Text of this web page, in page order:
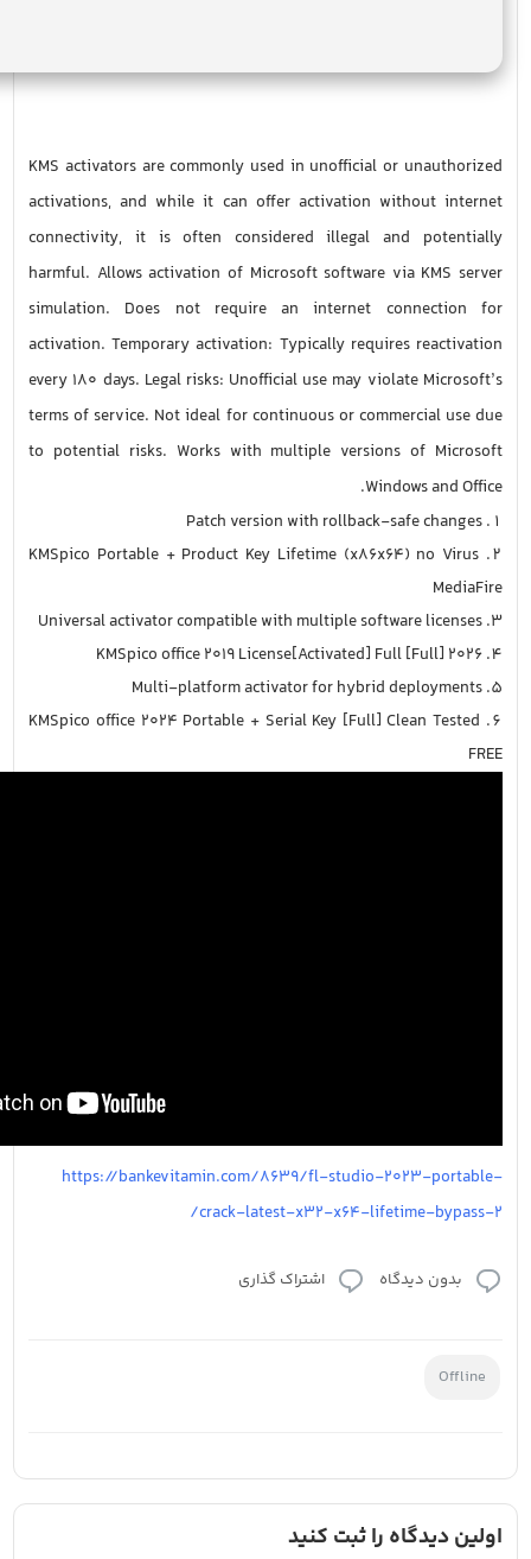
KMS activators are commonly used in unofficial or unauthorized
activations, and while it can offer activation without internet
connectivity, it is often considered illegal and potentially
harmful. Allows activation of Microsoft software via KMS server
simulation. Does not require an internet connection for
activation. Temporary activation: Typically requires reactivation
every 180 days. Legal risks: Unofficial use may violate Microsoft’s
terms of service. Not ideal for continuous or commercial use due
to potential risks. Works with multiple versions of Microsoft
Windows and Office.
Patch version with rollback-safe changes
KMSpico Portable + Product Key Lifetime (x86x64) no Virus
MediaFire
Universal activator compatible with multiple software licenses
KMSpico office 2019 License[Activated] Full [Full] 2026
Multi-platform activator for hybrid deployments
KMSpico office 2024 Portable + Serial Key [Full] Clean Tested
FREE
https://bankevitamin.com/8639/fl-studio-2023-portable-
crack-latest-x32-x64-lifetime-bypass-2/
بدون دیدگاه اشتراک گذاری
Offline
اولین دیدگاه را ثبت کنید